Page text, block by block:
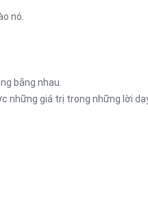
nó.
bằng nhau.
những giá trị trong những lời